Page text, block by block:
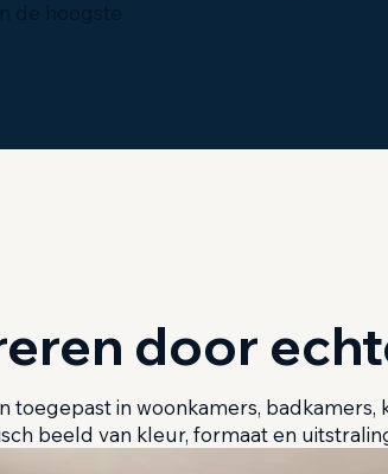
door
toegepast in woonkamers, badkamers,
beeld van kleur, formaat en